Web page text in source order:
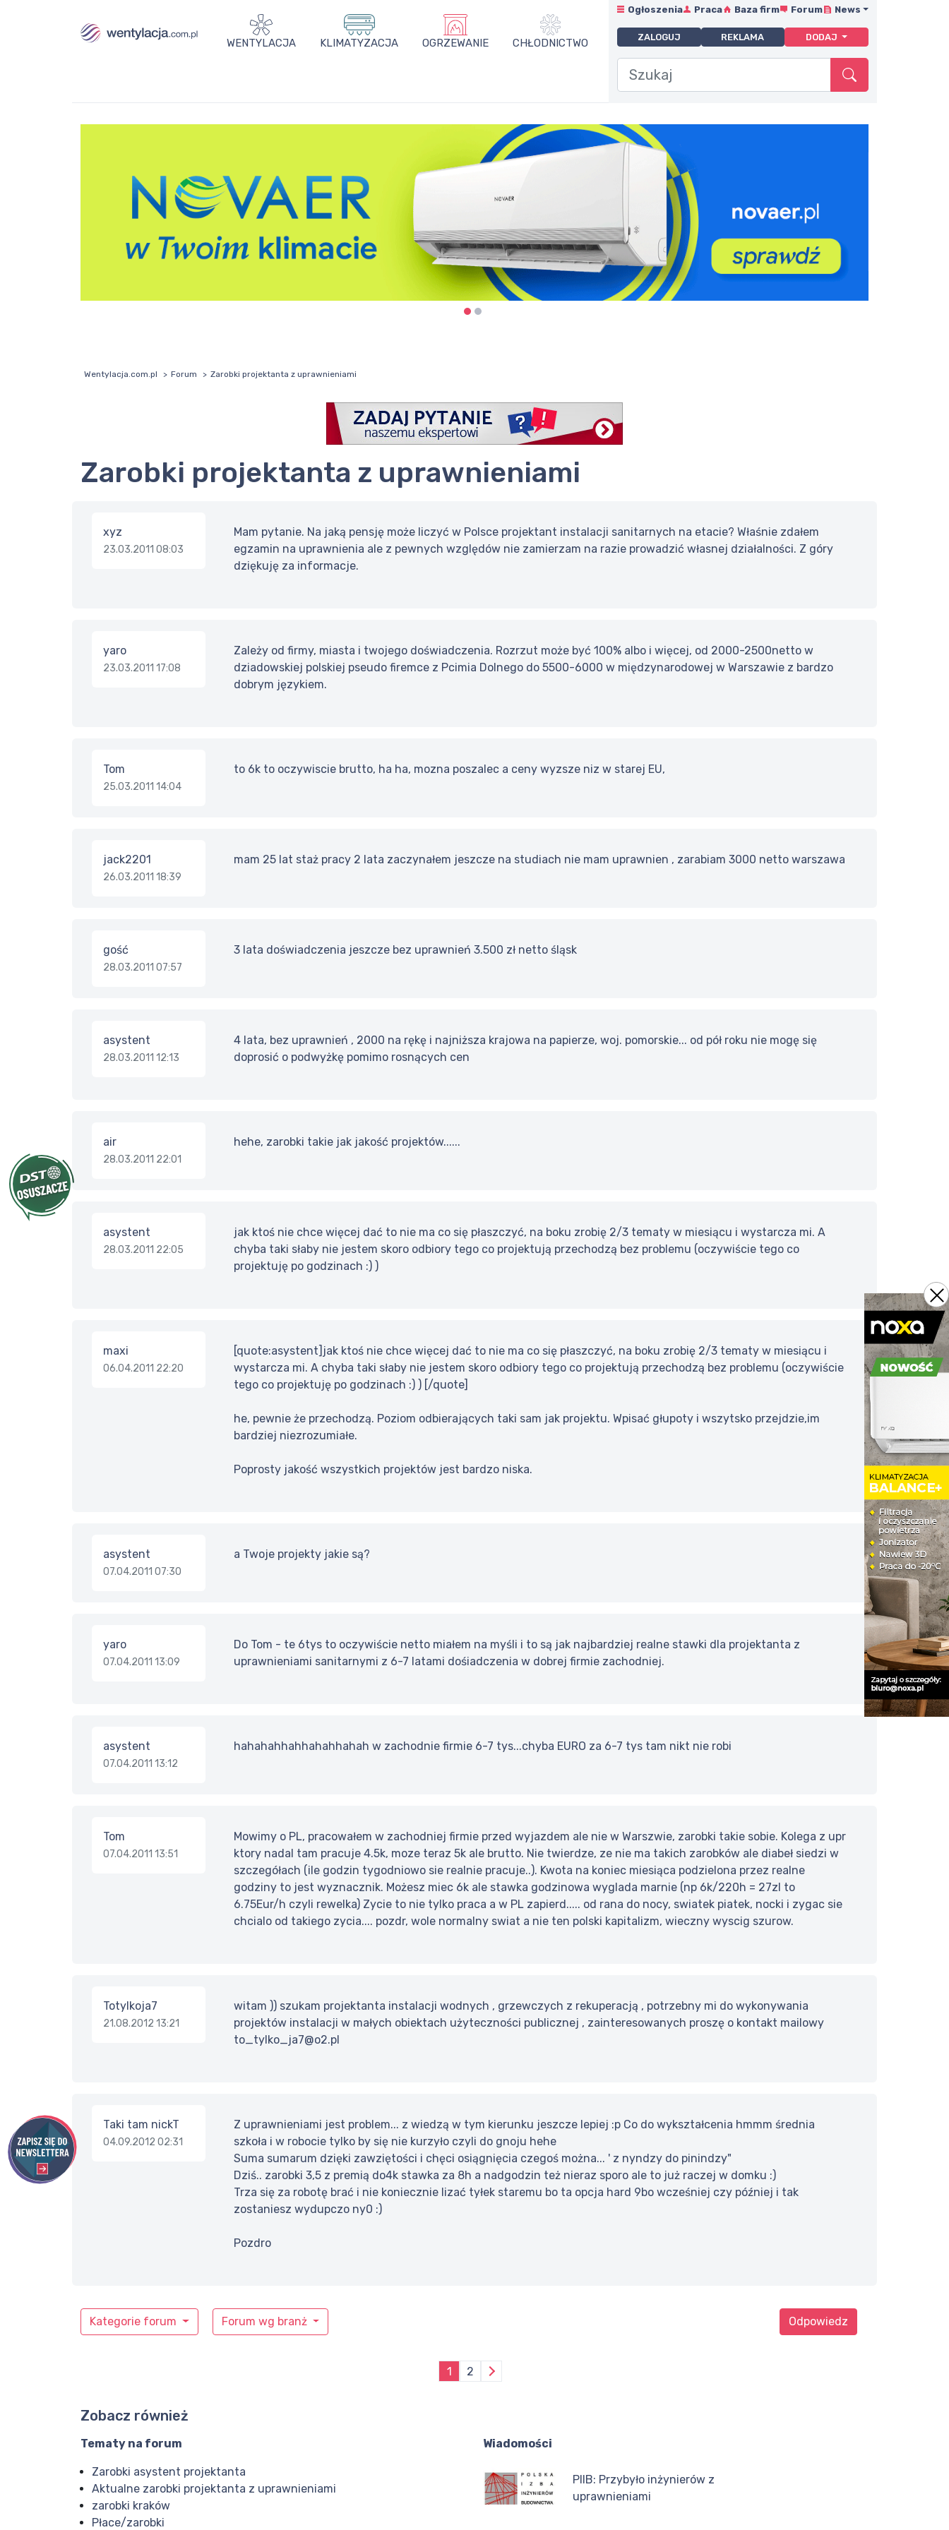
WENTYLACJA KLIMATYZACJA OGRZEWANIE CHŁODNICTWO
Ogłoszenia Praca Baza firm Forum News
ZALOGUJ REKLAMA DODAJ
Wentylacja.com.pl Forum Zarobki projektanta z uprawnieniami
Zarobki projektanta z uprawnieniami
xyz
23.03.2011 08:03
Mam pytanie. Na jaką pensję może liczyć w Polsce projektant instalacji sanitarnych na etacie? Właśnie zdałem
egzamin na uprawnienia ale z pewnych względów nie zamierzam na razie prowadzić własnej działalności. Z góry
dziękuję za informacje.
yaro
23.03.2011 17:08
Zależy od firmy, miasta i twojego doświadczenia. Rozrzut może być 100% albo i więcej, od 2000-2500netto w
dziadowskiej polskiej pseudo firemce z Pcimia Dolnego do 5500-6000 w międzynarodowej w Warszawie z bardzo
dobrym językiem.
Tom
25.03.2011 14:04
to 6k to oczywiscie brutto, ha ha, mozna poszalec a ceny wyzsze niz w starej EU,
jack2201
26.03.2011 18:39
mam 25 lat staż pracy 2 lata zaczynałem jeszcze na studiach nie mam uprawnien , zarabiam 3000 netto warszawa
gość
28.03.2011 07:57
3 lata doświadczenia jeszcze bez uprawnień 3.500 zł netto śląsk
asystent
28.03.2011 12:13
4 lata, bez uprawnień , 2000 na rękę i najniższa krajowa na papierze, woj. pomorskie... od pół roku nie mogę się
doprosić o podwyżkę pomimo rosnących cen
air
28.03.2011 22:01
hehe, zarobki takie jak jakość projektów......
asystent
28.03.2011 22:05
jak ktoś nie chce więcej dać to nie ma co się płaszczyć, na boku zrobię 2/3 tematy w miesiącu i wystarcza mi. A
chyba taki słaby nie jestem skoro odbiory tego co projektują przechodzą bez problemu (oczywiście tego co
projektuję po godzinach :) )
maxi
06.04.2011 22:20
[quote:asystent]jak ktoś nie chce więcej dać to nie ma co się płaszczyć, na boku zrobię 2/3 tematy w miesiącu i
wystarcza mi. A chyba taki słaby nie jestem skoro odbiory tego co projektują przechodzą bez problemu (oczywiście
tego co projektuję po godzinach :) ) [/quote]
he, pewnie że przechodzą. Poziom odbierających taki sam jak projektu. Wpisać głupoty i wszytsko przejdzie,im
bardziej niezrozumiałe.
Poprosty jakość wszystkich projektów jest bardzo niska.
asystent
07.04.2011 07:30
a Twoje projekty jakie są?
yaro
07.04.2011 13:09
Do Tom - te 6tys to oczywiście netto miałem na myśli i to są jak najbardziej realne stawki dla projektanta z
uprawnieniami sanitarnymi z 6-7 latami dośiadczenia w dobrej firmie zachodniej.
asystent
07.04.2011 13:12
hahahahhahhahahhahah w zachodnie firmie 6-7 tys...chyba EURO za 6-7 tys tam nikt nie robi
Tom
07.04.2011 13:51
Mowimy o PL, pracowałem w zachodniej firmie przed wyjazdem ale nie w Warszwie, zarobki takie sobie. Kolega z upr
ktory nadal tam pracuje 4.5k, moze teraz 5k ale brutto. Nie twierdze, ze nie ma takich zarobków ale diabeł siedzi w
szczegółach (ile godzin tygodniowo sie realnie pracuje..). Kwota na koniec miesiąca podzielona przez realne
godziny to jest wyznacznik. Możesz miec 6k ale stawka godzinowa wyglada marnie (np 6k/220h = 27zl to
6.75Eur/h czyli rewelka) Zycie to nie tylko praca a w PL zapierd..... od rana do nocy, swiatek piatek, nocki i zygac sie
chcialo od takiego zycia.... pozdr, wole normalny swiat a nie ten polski kapitalizm, wieczny wyscig szurow.
Totylkoja7
21.08.2012 13:21
witam )) szukam projektanta instalacji wodnych , grzewczych z rekuperacją , potrzebny mi do wykonywania
projektów instalacji w małych obiektach użyteczności publicznej , zainteresowanych proszę o kontakt mailowy
to_tylko_ja7@o2.pl
Taki tam nickT
04.09.2012 02:31
Z uprawnieniami jest problem... z wiedzą w tym kierunku jeszcze lepiej :p Co do wykształcenia hmmm średnia
szkoła i w robocie tylko by się nie kurzyło czyli do gnoju hehe
Suma sumarum dzięki zawziętości i chęci osiągnięcia czegoś można... ' z nyndzy do pinindzy"
Dziś.. zarobki 3,5 z premią do4k stawka za 8h a nadgodzin też nieraz sporo ale to już raczej w domku :)
Trza się za robotę brać i nie koniecznie lizać tyłek staremu bo ta opcja hard 9bo wcześniej czy później i tak
zostaniesz wydupczo ny0 :)
Pozdro
Kategorie forum Forum wg branż Odpowiedz
1 2
Zobacz również
Tematy na forum
Zarobki asystent projektanta
Aktualne zarobki projektanta z uprawnieniami
zarobki kraków
Płace/zarobki
Wiadomości
PIIB: Przybyło inżynierów z
uprawnieniami